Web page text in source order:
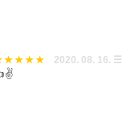
2020. 08. 16. ☰